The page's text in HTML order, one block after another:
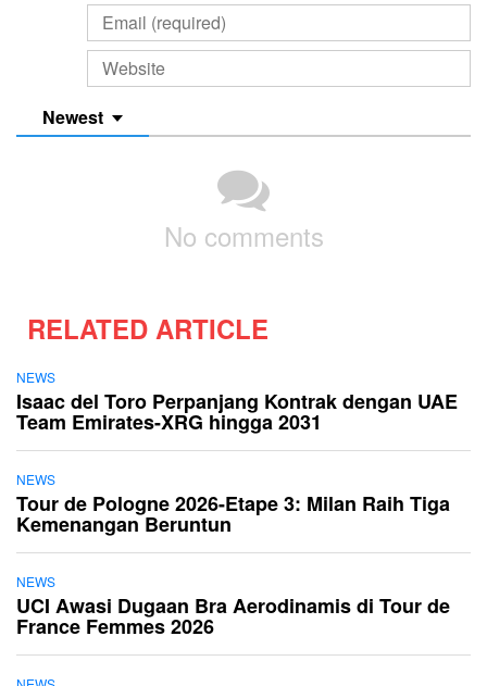
Newest
No comments
RELATED ARTICLE
NEWS
Isaac del Toro Perpanjang Kontrak dengan UAE
Team Emirates-XRG hingga 2031
NEWS
Tour de Pologne 2026-Etape 3: Milan Raih Tiga
Kemenangan Beruntun
NEWS
UCI Awasi Dugaan Bra Aerodinamis di Tour de
France Femmes 2026